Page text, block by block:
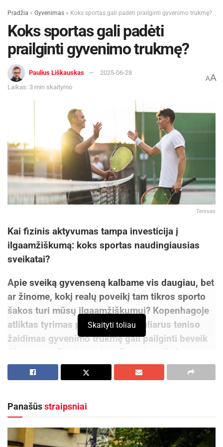
Pradžia » Gyvenimas » Koks sportas gali padėti prailginti gyvenimo trukmę?
Koks sportas gali padėti
prailginti gyvenimo trukmę?
Paulius Liškauskas
2025-06-28
Laikas: 3 min skaitymo
AA
Tenisas
Kai fizinis aktyvumas tampa investicija į
ilgaamžiškumą: koks sportas naudingiausias
sveikatai?
Apie sveiką gyvenseną kalbame vis daugiau, bet
ar žinome, kokį realų poveikį tam tikros sporto
šakos turi mūsų ilgaamžiškumui? Kopenhagoje
atliktas tyrimas parodė, kad reguliarus teniso
žaidimas gyvenimo trukmę gali pailginti beveik
10 metų, važiavimas dviračiu – beveik 4, o
plaukimas – daugiau nei 3 metais.
Aktualios
Kauno rajone, Čekiškėje vyks 2028 metų Europos
Skaityti toliau
Panašūsstraipsniai